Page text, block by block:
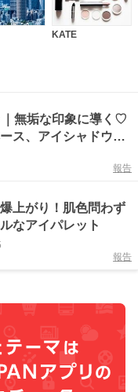
KATE
無垢な印象に導く♡
ス、アイシャドウ新
報告
上がり！肌色問わず
なアイパレット
報告